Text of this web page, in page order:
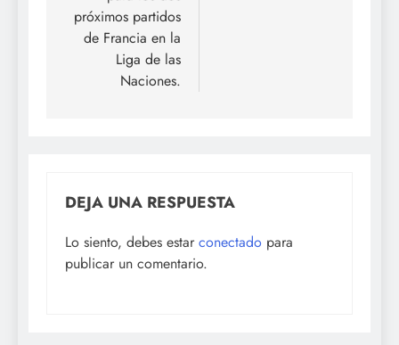
próximos partidos
de Francia en la
Liga de las
Naciones.
DEJA UNA RESPUESTA
Lo siento, debes estar conectado para
publicar un comentario.